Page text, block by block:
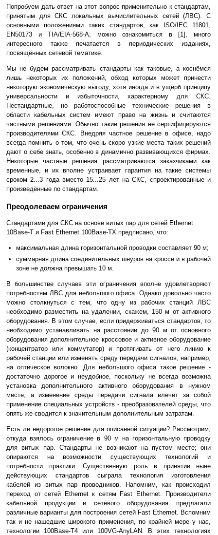
Попробуем дать ответ на этот вопрос применительно к стандартам,
принятым для СКС локальных вычислительных сетей (ЛВС). С
основными положениями таких стандартов, как ISO/IEC 11801,
EN50173 и TIA/EIA-568-A, можно ознакомиться в [1], много
интересного также печатается в периодических изданиях,
посвящённых сетевой тематике.
Мы не будем рассматривать стандарты как таковые, а коснёмся
лишь некоторых их положений, обход которых может принести
некоторую экономическую выгоду, хотя иногда и в ущерб принципу
универсальности и избыточности, характерному для СКС.
Нестандартные, но работоспособные технические решения в
области кабельных систем имеют право на жизнь и считаются
частными решениями. Обычно такие решения не сертифицируются
производителями СКС. Внедряя частное решение в офисе, надо
всегда помнить о том, что очень скоро узкие места таких решений
дают о себе знать, особенно в динамично развивающихся фирмах.
Некоторые частные решения рассматриваются заказчиками как
временные, и их вполне устраивает гарантия на такие системы
сроком 2...3 года вместо 15...25 лет на СКС, спроектированные и
произведённые по стандартам.
Преодолеваем ограничения
Стандартами для СКС на основе витых пар для сетей Ethernet
10Base-T и Fast Ethernet 100Base-TX предписано, что:
максимальная длина горизонтальной проводки составляет 90 м;
суммарная длина соединительных шнуров на кроссе и в рабочей
зоне не должна превышать 10 м.
В большинстве случаев эти ограничения вполне удовлетворяют
потребностям ЛВС для небольшого офиса. Однако довольно часто
можно столкнуться с тем, что одну из рабочих станций ЛВС
необходимо разместить на удалении, скажем, 150 м от активного
оборудования. В этом случае, если придерживаться стандартов, то
необходимо устанавливать на расстоянии до 90 м от основного
оборудования дополнительное кроссовое и активное оборудование
(концентратор или коммутатор) и протягивать от него линию к
рабочей станции или изменять среду передачи сигналов, например,
на оптическое волокно. Для небольшого офиса такое решение -
достаточно дорогое и неудобное, поскольку не всегда возможна
установка дополнительного активного оборудования в нужном
месте, а изменение среды передачи сигнала влечёт за собой
применение специальных устройств - преобразователей среды, что
опять же сводится к значительным дополнительным затратам.
Есть ли недорогое решение для описанной ситуации? Рассмотрим,
откуда взялось ограничение в 90 м на горизонтальную проводку
для витых пар. Стандарты не возникают на пустом месте; они
опираются на возможности существующих технологий и
потребности практики. Существенную роль в принятии ныне
действующих стандартов сыграла технология изготовления
кабелей из витых пар проводников. Напомним, как происходил
переход от сетей Ethernet к сетям Fast Ethernet. Производители
кабельной продукции и сетевого оборудования предлагали
различные варианты для построения сетей Fast Ethernet. Вспомним
так и не нашедшие широкого применения, по крайней мере у нас,
технологии 100Base-T4 или 100VG-AnyLAN. В этих технологиях